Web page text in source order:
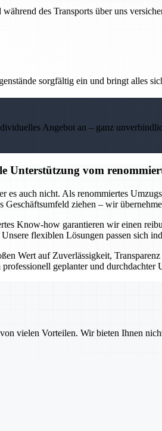
des Transports über uns
sorgfältig ein und bringt alles
Angebot an – ganz
Unterstützung vom
es auch nicht. Als renommiertes
Geschäftsumfeld ziehen – wir
Know-how garantieren wir einen
flexiblen Lösungen passen sich
Wert auf Zuverlässigkeit,
geplanter und
vielen Vorteilen. Wir bieten Ihnen